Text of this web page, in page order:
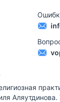
Аляутдинова.